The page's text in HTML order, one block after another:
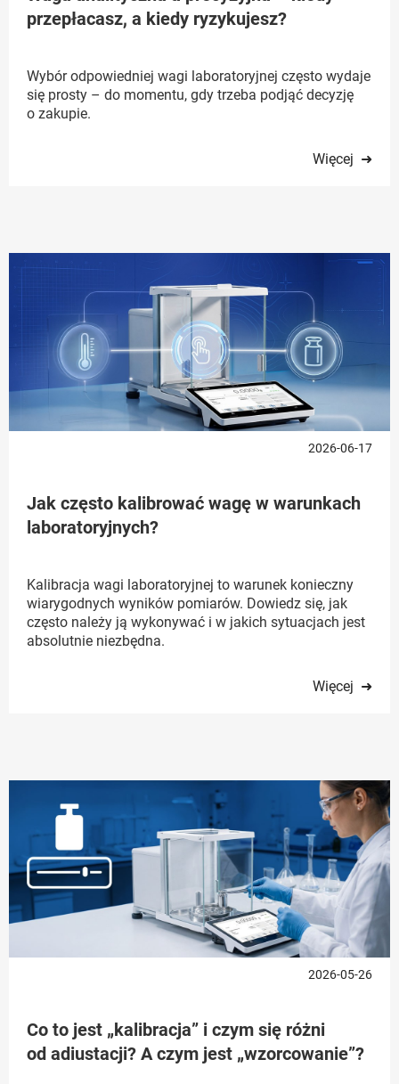
przepłacasz, a kiedy ryzykujesz?
Wybór odpowiedniej wagi laboratoryjnej często wydaje
się prosty – do momentu, gdy trzeba podjąć decyzję
o zakupie.
Więcej ➜
2026-06-17
Jak często kalibrować wagę w warunkach
laboratoryjnych?
Kalibracja wagi laboratoryjnej to warunek konieczny
wiarygodnych wyników pomiarów. Dowiedz się, jak
często należy ją wykonywać i w jakich sytuacjach jest
absolutnie niezbędna.
Więcej ➜
2026-05-26
Co to jest „kalibracja” i czym się różni
od adiustacji? A czym jest „wzorcowanie”?